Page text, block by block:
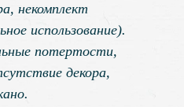
некомплект
использование).
потертости,
декора,